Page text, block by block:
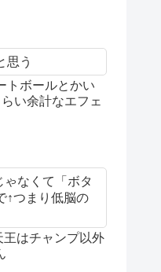
思う
トボールとかい
い余計なエフェ
なくて「ボタ
↑つまり低脳の
王はチャンプ以外